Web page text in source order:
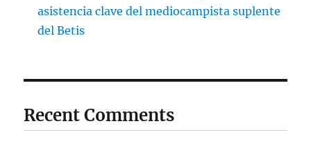
asistencia clave del mediocampista suplente
del Betis
Recent Comments